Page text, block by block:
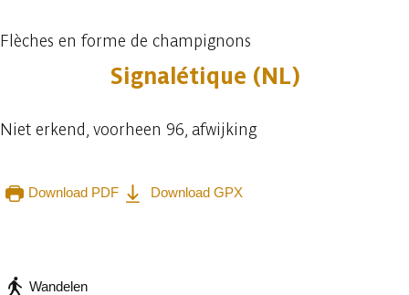
Flèches en forme de champignons
Signalétique (NL)
Niet erkend, voorheen 96, afwijking
Download PDF
Download GPX
Wandelen